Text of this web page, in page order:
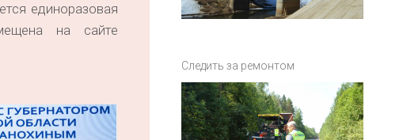
единоразовая
на сайте
Следить за ремонтом